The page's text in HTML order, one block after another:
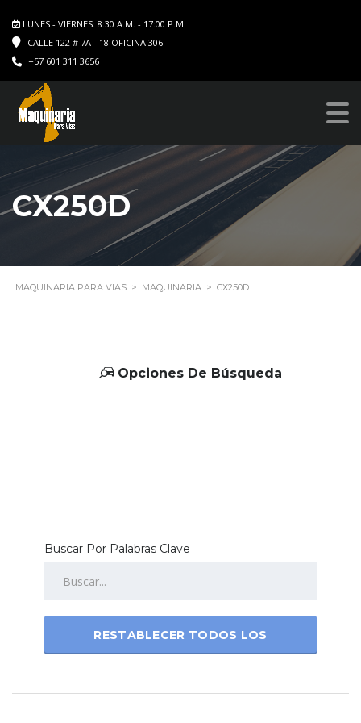
LUNES - VIERNES: 8:30 A.M. - 17:00 P.M.
CALLE 122 # 7A - 18 OFICINA 306
+57 601 311 3656
CX250D
MAQUINARIA PARA VIAS > MAQUINARIA > CX250D
Opciones De Búsqueda
Buscar Por Palabras Clave
RESTABLECER TODOS LOS